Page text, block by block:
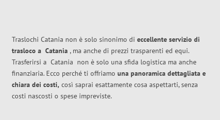
Traslochi Catania non è solo sinonimo di eccellente servizio di
trasloco a Catania , ma anche di prezzi trasparenti ed equi.
Trasferirsi a Catania non è solo una sfida logistica ma anche
finanziaria. Ecco perché ti offriamo una panoramica dettagliata e
chiara dei costi, così saprai esattamente cosa aspettarti, senza
costi nascosti o spese impreviste.